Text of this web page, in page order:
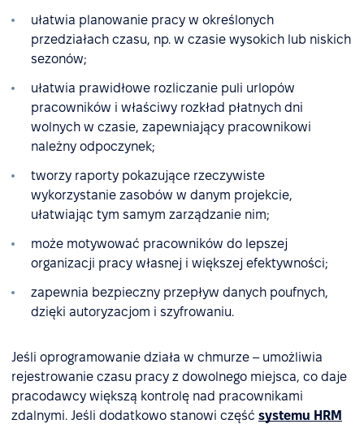
ułatwia planowanie pracy w określonych
przedziałach czasu, np. w czasie wysokich lub niskich
sezonów;
ułatwia prawidłowe rozliczanie puli urlopów
pracowników i właściwy rozkład płatnych dni
wolnych w czasie, zapewniający pracownikowi
należny odpoczynek;
tworzy raporty pokazujące rzeczywiste
wykorzystanie zasobów w danym projekcie,
ułatwiając tym samym zarządzanie nim;
może motywować pracowników do lepszej
organizacji pracy własnej i większej efektywności;
zapewnia bezpieczny przepływ danych poufnych,
dzięki autoryzacjom i szyfrowaniu.
Jeśli oprogramowanie działa w chmurze – umożliwia
rejestrowanie czasu pracy z dowolnego miejsca, co daje
pracodawcy większą kontrolę nad pracownikami
zdalnymi. Jeśli dodatkowo stanowi część systemu HRM